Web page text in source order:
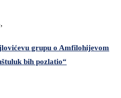
grupu o Amfilohijevom
bih pozlatio“